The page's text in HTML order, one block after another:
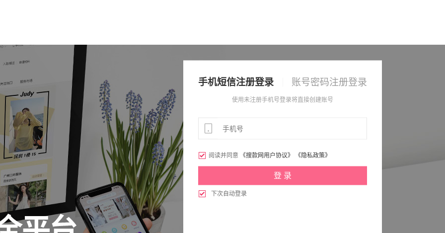
手机短信注册登录 账号密码注册登录
使用未注册手机号登录将直接创建账号
 阅读并同意 《搜款网用户协议》 《隐私政策》
 下次自动登录